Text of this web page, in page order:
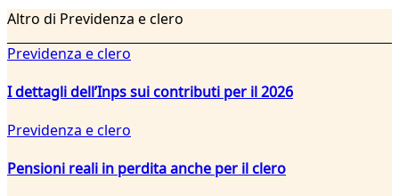
Altro di Previdenza e clero
Previdenza e clero
I dettagli dell’Inps sui contributi per il 2026
Previdenza e clero
Pensioni reali in perdita anche per il clero